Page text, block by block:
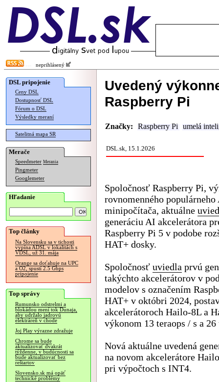
neprihlásený
DSL pripojenie
Ceny DSL
Dostupnosť DSL
Fórum o DSL
Výsledky meraní
Satelitná mapa SR
Merače
Speedmeter Merania
Pingmeter
Googlemeter
Hľadanie
Top články
Na Slovensku sa v tichosti
vypína ADSL v lokalitách s
VDSL, už 31. mája
Orange sa doťahuje na UPC
a O2, spustí 2.5 Gbps
pripojenie
Top správy
Rumunsko odstrelmi a
blokádou mení tok Dunaja,
aby udržalo jadrovú
elektráreň v chode
Joj Play výrazne zdražuje
Chrome sa bude
aktualizovať dvakrát
týždenne, v budúcnosti sa
bude aktualizovať bez
reštartov
Slovensko.sk má opäť
technické problémy
Uvedený
Raspberry Pi
Značky: Raspberry Pi umelá
DSL.sk, 15.1.2026
Spoločnosť Raspberry Pi,
rovnomenného
minipočítača, aktuálne
generáciu AI akcelerátora
Raspberry Pi 5 v podobe
HAT+ dosky.
Spoločnosť uviedla prvú
takýchto akcelerátorov v
modelov s označením
HAT+ v októbri 2024,
akcelerátoroch Hailo-8L a
výkonom 13 teraops / s a
Nová aktuálne uvedená
na novom akcelerátore
pri výpočtoch s INT4.